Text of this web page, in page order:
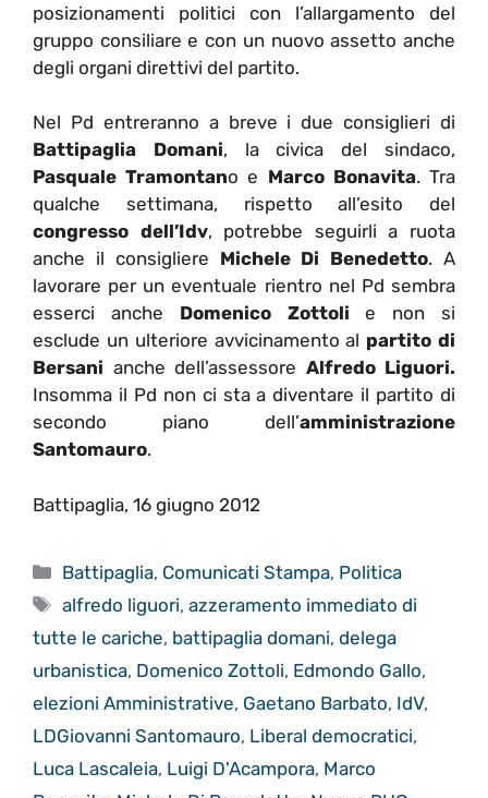
posizionamenti politici con l’allargamento del
gruppo consiliare e con un nuovo assetto anche
degli organi direttivi del partito.
Nel Pd entreranno a breve i due consiglieri di
Battipaglia Domani, la civica del sindaco,
Pasquale Tramontano e Marco Bonavita. Tra
qualche settimana, rispetto all’esito del
congresso dell’Idv, potrebbe seguirli a ruota
anche il consigliere Michele Di Benedetto. A
lavorare per un eventuale rientro nel Pd sembra
esserci anche Domenico Zottoli e non si
esclude un ulteriore avvicinamento al partito di
Bersani anche dell’assessore Alfredo Liguori.
Insomma il Pd non ci sta a diventare il partito di
secondo piano dell’amministrazione
Santomauro.
Battipaglia, 16 giugno 2012
Categorie
Battipaglia, Comunicati Stampa, Politica
Tag
alfredo liguori,azzeramento immediato di
tutte le cariche, battipaglia domani, delega
urbanistica, Domenico Zottoli, Edmondo Gallo,
elezioni Amministrative, Gaetano Barbato, IdV,
LDGiovanni Santomauro, Liberal democratici,
Luca Lascaleia, Luigi D'Acampora, Marco